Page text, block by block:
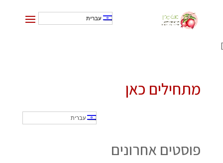
]
עברית
מתחילים כאן
עברית
פוסטים אחרונים